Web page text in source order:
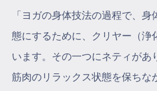
「ヨガの身体技法の過程で、
態にするために、クリヤー（浄
います。その一つにネティがあ
筋肉のリラックス状態を保ちな